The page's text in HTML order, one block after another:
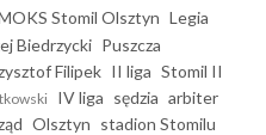
Stomil Olsztyn Legia
Biedrzycki Puszcza
Filipek II liga Stomil II
IV liga sędzia arbiter
Olsztyn stadion Stomilu